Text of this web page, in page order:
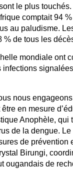
le plus
comptait 94
au paludisme.
% de tous les
mondiale ont
nous
en mesure
Anophèle,
de la dengue.
de prévention
Birungi,
ougandais de